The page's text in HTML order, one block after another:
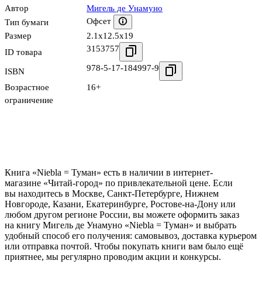
Автор
Мигель де Унамуно
Тип бумаги
Офсет
Размер
2.1x12.5x19
ID товара
3153757
ISBN 978-5-17-184997-9
Возрастное
ограничение
16+
Книга «Niebla = Туман» есть в наличии в интернет-
магазине «Читай-город» по привлекательной цене. Если
вы находитесь в Москве, Санкт-Петербурге, Нижнем
Новгороде, Казани, Екатеринбурге, Ростове-на-Дону или
любом другом регионе России, вы можете оформить заказ
на книгу Мигель де Унамуно «Niebla = Туман» и выбрать
удобный способ его получения: самовывоз, доставка курьером
или отправка почтой. Чтобы покупать книги вам было ещё
приятнее, мы регулярно проводим акции и конкурсы.